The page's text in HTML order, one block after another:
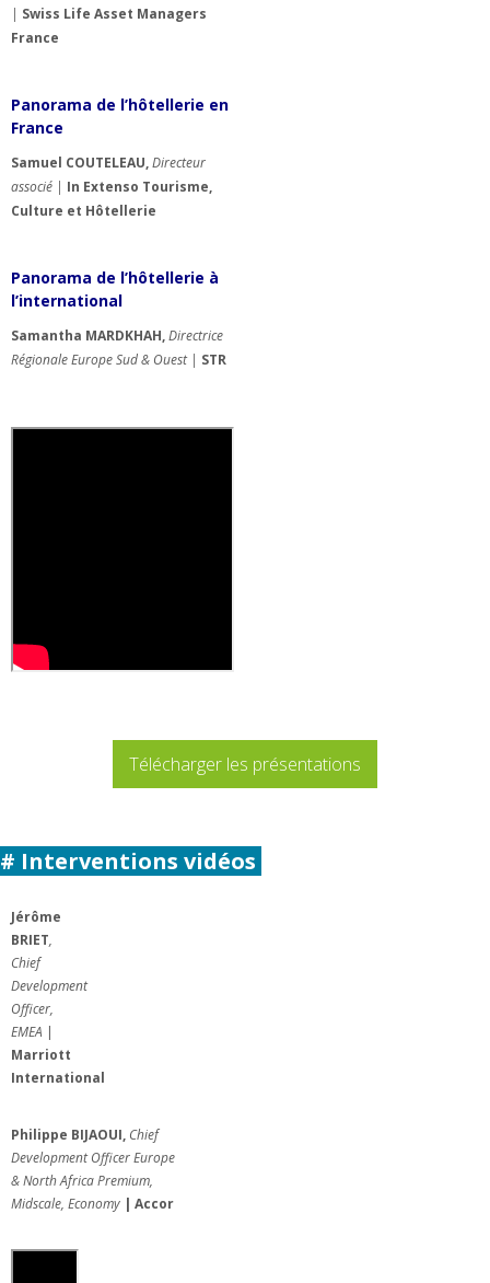
| Swiss Life Asset Managers
France
Panorama de l’hôtellerie en
France
Samuel COUTELEAU,Directeur
associé | In Extenso Tourisme,
Culture et Hôtellerie
Panorama de l’hôtellerie à
l’international
Samantha MARDKHAH,Directrice
Régionale Europe Sud & Ouest | STR
Télécharger les présentations
# Interventions vidéos
Jérôme
BRIET,
Chief
Development
Officer,
EMEA |
Marriott
International
Philippe BIJAOUI, Chief
Development Officer Europe
& North Africa Premium,
Midscale, Economy | Accor